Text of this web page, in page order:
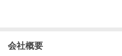
会社概要